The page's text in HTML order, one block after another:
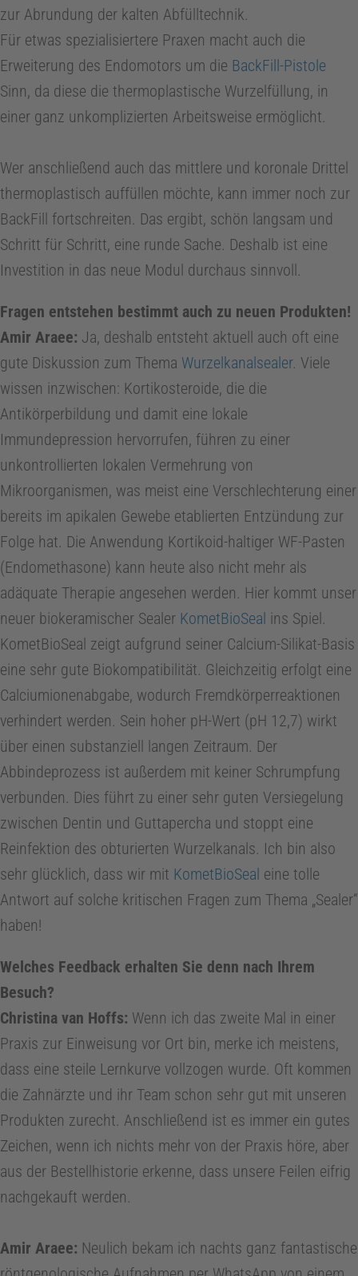
Z
a
h
n
m
e
d
i
z
i
n
E
n
d
o
d
o
n
t
o
l
o
g
i
zur Abrundung der kalten Abfülltechnik.
Für etwas spezialisiertere Praxen macht auch die
Erweiterung des Endomotors um die BackFill-Pistole
Sinn, da diese die thermoplastische Wurzelfüllung, in
einer ganz unkomplizierten Arbeitsweise ermöglicht.
Wer anschließend auch das mittlere und koronale Drittel
thermoplastisch auffüllen möchte, kann immer noch zur
BackFill fortschreiten. Das ergibt, schön langsam und
Schritt für Schritt, eine runde Sache. Deshalb ist eine
Investition in das neue Modul durchaus sinnvoll.
Fragen entstehen bestimmt auch zu neuen Produkten!
Amir Araee: Ja, deshalb entsteht aktuell auch oft eine
gute Diskussion zum Thema Wurzelkanalsealer. Viele
wissen inzwischen: Kortikosteroide, die die
Antikörperbildung und damit eine lokale
Immundepression hervorrufen, führen zu einer
unkontrollierten lokalen Vermehrung von
Mikroorganismen, was meist eine Verschlechterung einer
bereits im apikalen Gewebe etablierten Entzündung zur
Folge hat. Die Anwendung Kortikoid-haltiger WF-Pasten
(Endomethasone) kann heute also nicht mehr als
adäquate Therapie angesehen werden. Hier kommt unser
neuer biokeramischer Sealer KometBioSeal ins Spiel.
KometBioSeal zeigt aufgrund seiner Calcium-Silikat-Basis
eine sehr gute Biokompatibilität. Gleichzeitig erfolgt eine
Calciumionenabgabe, wodurch Fremdkörperreaktionen
verhindert werden. Sein hoher pH-Wert (pH 12,7) wirkt
über einen substanziell langen Zeitraum. Der
Abbindeprozess ist außerdem mit keiner Schrumpfung
verbunden. Dies führt zu einer sehr guten Versiegelung
zwischen Dentin und Guttapercha und stoppt eine
Reinfektion des obturierten Wurzelkanals. Ich bin also
sehr glücklich, dass wir mit KometBioSeal eine tolle
Antwort auf solche kritischen Fragen zum Thema „Sealer“
haben!
Welches Feedback erhalten Sie denn nach Ihrem
Besuch?
Christina van Hoffs: Wenn ich das zweite Mal in einer
Praxis zur Einweisung vor Ort bin, merke ich meistens,
dass eine steile Lernkurve vollzogen wurde. Oft kommen
die Zahnärzte und ihr Team schon sehr gut mit unseren
Produkten zurecht. Anschließend ist es immer ein gutes
Zeichen, wenn ich nichts mehr von der Praxis höre, aber
aus der Bestellhistorie erkenne, dass unsere Feilen eifrig
nachgekauft werden.
Amir Araee: Neulich bekam ich nachts ganz fantastische